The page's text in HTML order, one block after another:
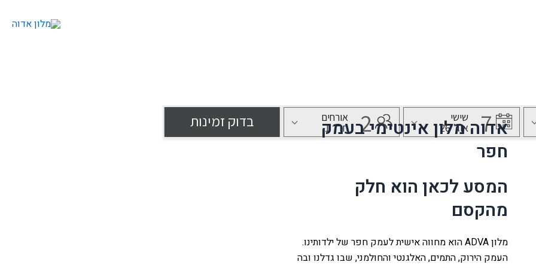
אדוה מלון אינטימי בעמק
חפר
המסע לכאן הוא חלק
מהקסם
מלון ADVA הוא מחווה אישית לעמק חפר של ילדותינו.
העמק הירוק, התמים, האלגנטי והחולמני, שבו גדלנו ובה
צור קשר